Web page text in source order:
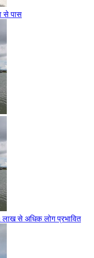
से पास
से अधिक लोग प्रभावित